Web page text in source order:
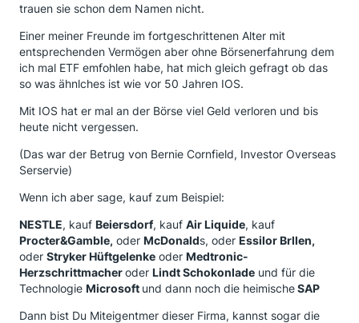
trauen sie schon dem Namen nicht.
Einer meiner Freunde im fortgeschrittenen Alter mit
entsprechenden Vermögen aber ohne Börsenerfahrung dem
ich mal ETF emfohlen habe, hat mich gleich gefragt ob das
so was ähnlches ist wie vor 50 Jahren IOS.
Mit IOS hat er mal an der Börse viel Geld verloren und bis
heute nicht vergessen.
(Das war der Betrug von Bernie Cornfield, Investor Overseas
Serservie)
Wenn ich aber sage, kauf zum Beispiel:
NESTLE, kauf Beiersdorf, kauf Air Liquide, kauf
Procter&Gamble, oder McDonalds, oder Essilor Brllen,
oder Stryker Hüftgelenke oder Medtronic-
Herzschrittmacheroder Lindt Schokonlade und für die
Technologie Microsoft und dann noch die heimischeSAP
Dann bist Du Miteigentmer dieser Firma, kannst sogar die